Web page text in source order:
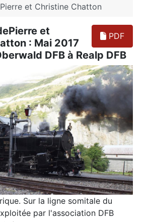
et Christine Chatton
PDF
et
: Mai 2017
DFB à Realp DFB
Sur la ligne somitale du
par l'association DFB